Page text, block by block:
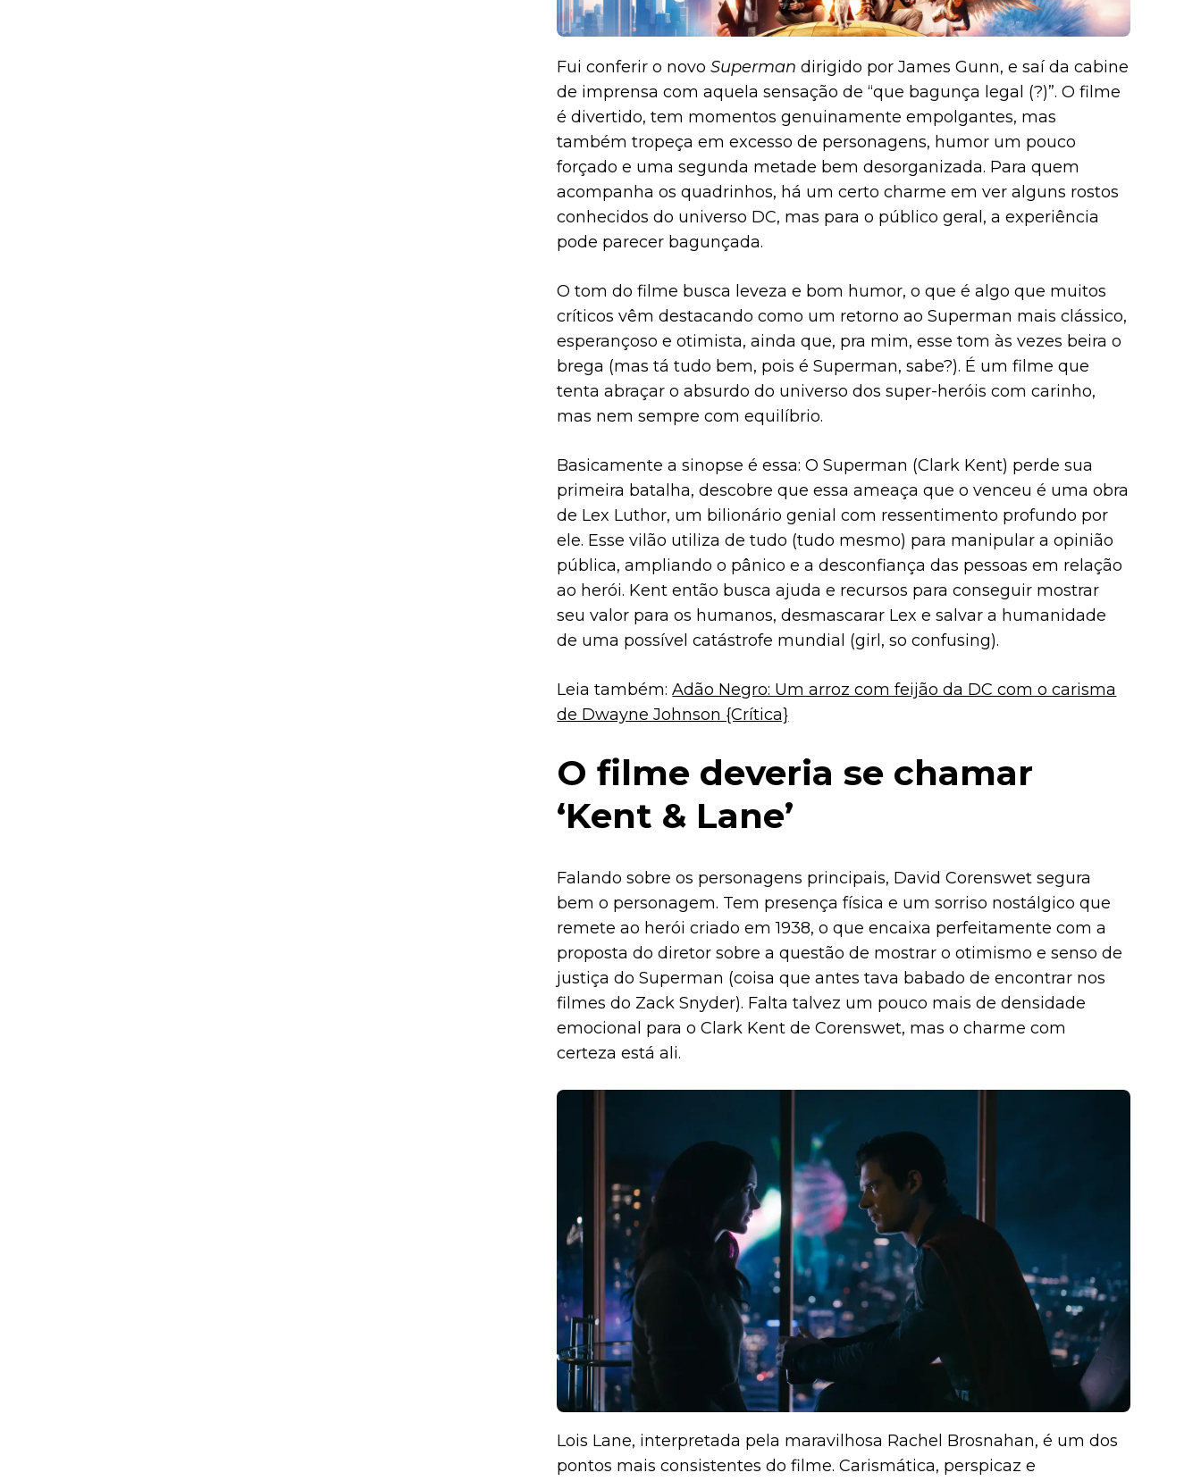
TENTANDO
ENCONTRARFui conferir o novoSuperman dirigido por James Gunn, e saí da cabine
de imprensa com aquela sensação de “que bagunça legal (?)”. O filme
é divertido, tem momentos genuinamente empolgantes, mas
também tropeça em excesso de personagens, humor um pouco
forçado e uma segunda metade bem desorganizada. Para quem
acompanha os quadrinhos, há um certo charme em ver alguns rostos
conhecidos do universo DC, mas para o público geral, a experiência
pode parecer bagunçada.
O tom do filme busca leveza e bom humor, o que é algo que muitos
críticos vêm destacando como um retorno ao Superman mais clássico,
esperançoso e otimista, ainda que, pra mim, esse tom às vezes beira o
brega (mas tá tudo bem, pois é Superman, sabe?). É um filme que
tenta abraçar o absurdo do universo dos super-heróis com carinho,
mas nem sempre com equilíbrio.
Basicamente a sinopse é essa: O Superman (Clark Kent) perde sua
primeira batalha, descobre que essa ameaça que o venceu é uma obra
de Lex Luthor, um bilionário genial com ressentimento profundo por
ele. Esse vilão utiliza de tudo (tudo mesmo) para manipular a opinião
pública, ampliando o pânico e a desconfiança das pessoas em relação
ao herói. Kent então busca ajuda e recursos para conseguir mostrar
seu valor para os humanos, desmascarar Lex e salvar a humanidade
de uma possível catástrofe mundial (girl, so confusing).
Leia também:Adão Negro: Um arroz com feijão da DC com o carisma
de Dwayne Johnson {Crítica}
O filme deveria se chamar
‘Kent & Lane’
Falando sobre os personagens principais, David Corenswet segura
bem o personagem. Tem presença física e um sorriso nostálgico que
remete ao herói criado em 1938, o que encaixa perfeitamente com a
proposta do diretor sobre a questão de mostrar o otimismo e senso de
justiça do Superman (coisa que antes tava babado de encontrar nos
filmes do Zack Snyder). Falta talvez um pouco mais de densidade
emocional para o Clark Kent de Corenswet, mas o charme com
certeza está ali.
Lois Lane, interpretada pela maravilhosa Rachel Brosnahan, é um dos
pontos mais consistentes do filme. Carismática, perspicaz e